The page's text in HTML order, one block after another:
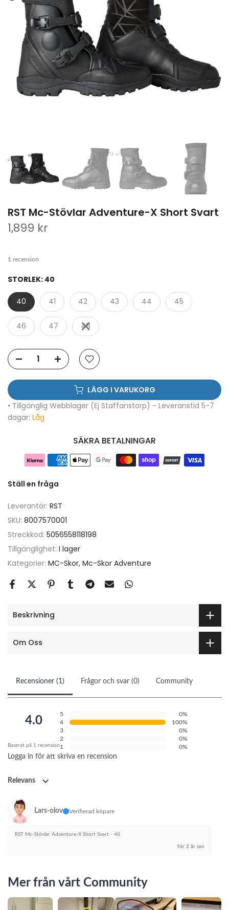
RST Mc-Stövlar Adventure-X Short Svart
1,899 kr
1 recension
STORLEK: 40
40 41 42 43 44 45
46 47 48
LÄGG I VARUKORG
• Tillgänglig Webblager (Ej Staffanstorp) - Leveranstid 5-7
dagar: Låg
SÄKRA BETALNINGAR
Ställ en fråga
Leverantör: RST
SKU: 8007570001
Streckkod: 5056558118198
Tillgänglighet: I lager
Kategorier: MC-Skor Mc-Skor Adventure
Beskrivning
Om Oss
Recensioner (1) Frågor och svar (0) Community
4.0
Baserat på 1 recension
5
0%
4
100%
3
0%
2
0%
1
0%
Logga in för att skriva en recension
Relevans
Lars-olov Verifierad köpare
RST Mc-Stövlar Adventure-X Short Svart - 40
för 2 år sen
Mer från vårt Community